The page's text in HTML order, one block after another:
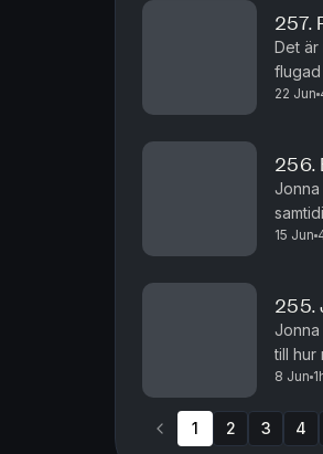
257.
Det är
flugad
22 Jun
256.
hinna
15 Jun
255.
Jonna
till hur
8 Jun
1 2 3 4